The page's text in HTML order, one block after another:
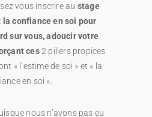
vous inscrire au stage
la confiance en soi pour
sur vous, adoucir votre
ces2 piliers propices
« l’estime de soi » et « la
en soi ».
nous n’avons pas eu